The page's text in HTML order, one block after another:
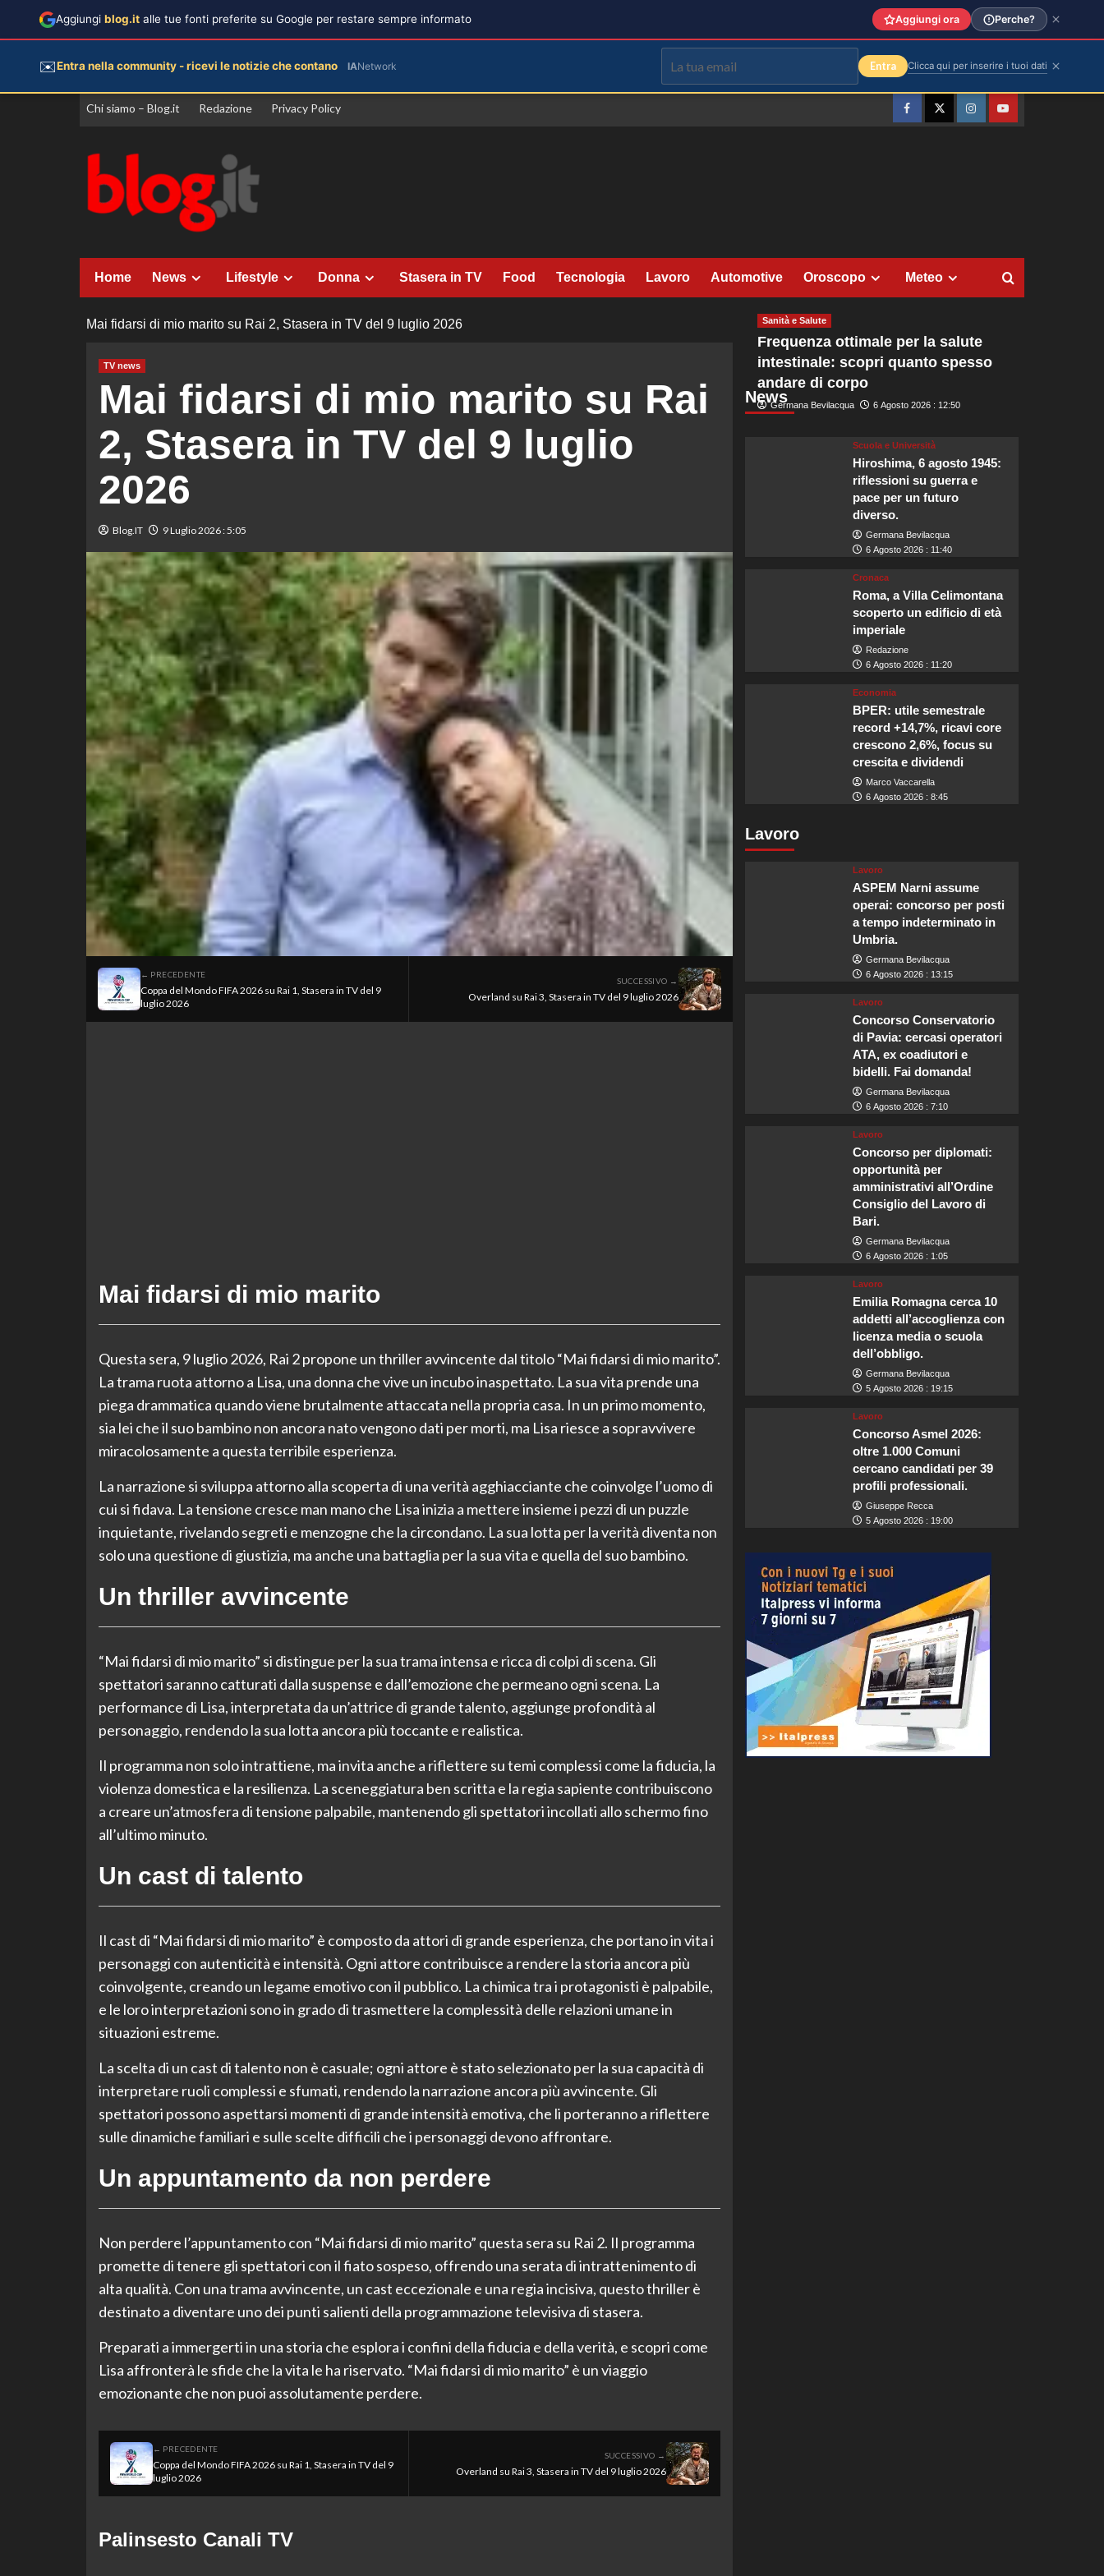
Vai
Chi siamo – Blog.it Redazione Privacy Policy
FacebookTwitterInstagramYouTube
Home News Lifestyle Donna Stasera in TV Food Tecnologia Lavoro Automotive Oroscopo Meteo
Mai fidarsi di mio marito su Rai 2, Stasera in TV del 9 luglio 2026
TV news
Mai fidarsi di mio marito su Rai
2, Stasera in TV del 9 luglio
2026
Blog.IT 9 Luglio 2026 : 5:05
← PRECEDENTE
Coppa del Mondo FIFA 2026 su Rai 1, Stasera in TV del 9
luglio 2026
SUCCESSIVO →
Overland su Rai 3, Stasera in TV del 9 luglio 2026
Mai fidarsi di mio marito
Questa sera, 9 luglio 2026, Rai 2 propone un thriller avvincente dal titolo “Mai fidarsi di mio marito”.
La trama ruota attorno a Lisa, una donna che vive un incubo inaspettato. La sua vita prende una
piega drammatica quando viene brutalmente attaccata nella propria casa. In un primo momento,
sia lei che il suo bambino non ancora nato vengono dati per morti, ma Lisa riesce a sopravvivere
miracolosamente a questa terribile esperienza.
La narrazione si sviluppa attorno alla scoperta di una verità agghiacciante che coinvolge l’uomo di
cui si fidava. La tensione cresce man mano che Lisa inizia a mettere insieme i pezzi di un puzzle
inquietante, rivelando segreti e menzogne che la circondano. La sua lotta per la verità diventa non
solo una questione di giustizia, ma anche una battaglia per la sua vita e quella del suo bambino.
Un thriller avvincente
“Mai fidarsi di mio marito” si distingue per la sua trama intensa e ricca di colpi di scena. Gli
spettatori saranno catturati dalla suspense e dall’emozione che permeano ogni scena. La
performance di Lisa, interpretata da un’attrice di grande talento, aggiunge profondità al
personaggio, rendendo la sua lotta ancora più toccante e realistica.
Il programma non solo intrattiene, ma invita anche a riflettere su temi complessi come la fiducia, la
violenza domestica e la resilienza. La sceneggiatura ben scritta e la regia sapiente contribuiscono
a creare un’atmosfera di tensione palpabile, mantenendo gli spettatori incollati allo schermo fino
all’ultimo minuto.
Un cast di talento
Il cast di “Mai fidarsi di mio marito” è composto da attori di grande esperienza, che portano in vita i
personaggi con autenticità e intensità. Ogni attore contribuisce a rendere la storia ancora più
coinvolgente, creando un legame emotivo con il pubblico. La chimica tra i protagonisti è palpabile,
e le loro interpretazioni sono in grado di trasmettere la complessità delle relazioni umane in
situazioni estreme.
La scelta di un cast di talento non è casuale; ogni attore è stato selezionato per la sua capacità di
interpretare ruoli complessi e sfumati, rendendo la narrazione ancora più avvincente. Gli
spettatori possono aspettarsi momenti di grande intensità emotiva, che li porteranno a riflettere
sulle dinamiche familiari e sulle scelte difficili che i personaggi devono affrontare.
Un appuntamento da non perdere
Non perdere l’appuntamento con “Mai fidarsi di mio marito” questa sera su Rai 2. Il programma
promette di tenere gli spettatori con il fiato sospeso, offrendo una serata di intrattenimento di
alta qualità. Con una trama avvincente, un cast eccezionale e una regia incisiva, questo thriller è
destinato a diventare uno dei punti salienti della programmazione televisiva di stasera.
Preparati a immergerti in una storia che esplora i confini della fiducia e della verità, e scopri come
Lisa affronterà le sfide che la vita le ha riservato. “Mai fidarsi di mio marito” è un viaggio
emozionante che non puoi assolutamente perdere.
← PRECEDENTE
Coppa del Mondo FIFA 2026 su Rai 1, Stasera in TV del 9
luglio 2026
SUCCESSIVO →
Overland su Rai 3, Stasera in TV del 9 luglio 2026
Palinsesto Canali TV
News
Sanità e Salute
Frequenza ottimale per la salute
intestinale: scopri quanto spesso
andare di corpo
Germana Bevilacqua 6 Agosto 2026 : 12:50
Scuola e Università
Hiroshima, 6 agosto 1945:
riflessioni su guerra e
pace per un futuro
diverso.
Germana Bevilacqua
6 Agosto 2026 : 11:40
Cronaca
Roma, a Villa Celimontana
scoperto un edificio di età
imperiale
Redazione
6 Agosto 2026 : 11:20
Economia
BPER: utile semestrale
record +14,7%, ricavi core
crescono 2,6%, focus su
crescita e dividendi
Marco Vaccarella
6 Agosto 2026 : 8:45
Lavoro
Lavoro
ASPEM Narni assume
operai: concorso per posti
a tempo indeterminato in
Umbria.
Germana Bevilacqua
6 Agosto 2026 : 13:15
Lavoro
Concorso Conservatorio
di Pavia: cercasi operatori
ATA, ex coadiutori e
bidelli. Fai domanda!
Germana Bevilacqua
6 Agosto 2026 : 7:10
Lavoro
Concorso per diplomati:
opportunità per
amministrativi all’Ordine
Consiglio del Lavoro di
Bari.
Germana Bevilacqua
6 Agosto 2026 : 1:05
Lavoro
Emilia Romagna cerca 10
addetti all’accoglienza con
licenza media o scuola
dell’obbligo.
Germana Bevilacqua
5 Agosto 2026 : 19:15
Lavoro
Concorso Asmel 2026:
oltre 1.000 Comuni
cercano candidati per 39
profili professionali.
Giuseppe Recca
5 Agosto 2026 : 19:00
Aggiungi blog.it alle tue fonti preferite su Google per restare sempre informato Aggiungi ora Perche?
✉️Entra nella community - ricevi le notizie che contano IANetwork Entra Clicca qui per inserire i tuoi dati